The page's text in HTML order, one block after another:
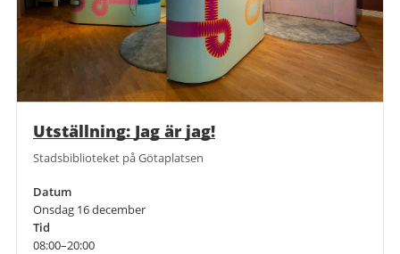
Utställning: Jag är jag!
Stadsbiblioteket på Götaplatsen
Datum
Onsdag 16 december
Tid
08:00–20:00